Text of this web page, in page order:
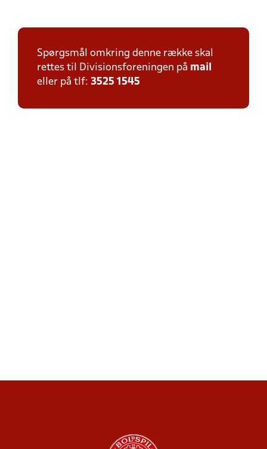
Spørgsmål omkring denne række skal
rettes til Divisionsforeningen på mail
eller på tlf: 3525 1545